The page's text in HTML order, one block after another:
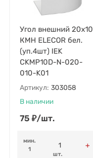
Угол внешний 20х10
КМН ELECOR бел.
(уп.4шт) IEK
CKMP10D-N-020-
010-K01
Артикул: 303058
В наличии
75 ₽/шт.
мин.
1
шт.